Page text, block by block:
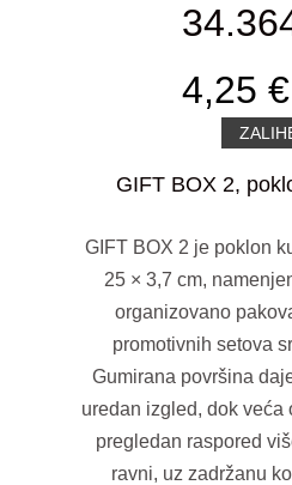
4,25 €
GIFT BOX 2,
GIFT BOX 2 je poklon
25 × 3,7 cm,
organizovano
promotivnih setova
Gumirana površina
uredan izgled, dok veća
pregledan raspored
ravni, uz zadržanu